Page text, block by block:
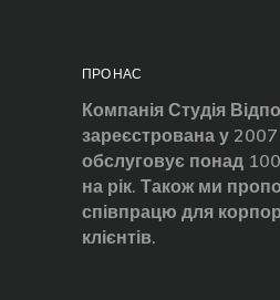
ПРО НАС
Компанія Студія
зареєстрована у 2007
обслуговує понад
на рік. Також ми
співпрацю для
клієнтів.